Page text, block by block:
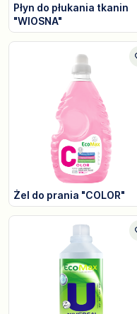
Płyn do płukania tkanin
"WIOSNA"
Żel do prania "COLOR"